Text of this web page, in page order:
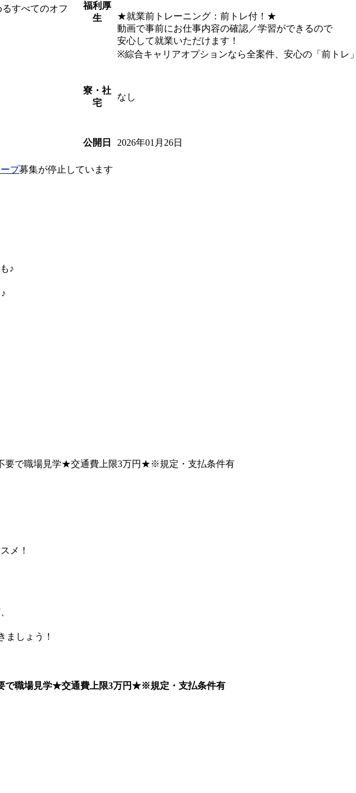
すべてのオフ
福利厚
生
★就業前トレーニング：前トレ付！★
動画で事前にお仕事内容の確認／学習ができるので
安心して就業いただけます！
※綜合キャリアオプションなら全案件、安心の「前トレ
寮・社
宅
なし
公開日 2026年01月26日
プ募集が停止しています
メ！
ましょう！
で職場見学★交通費上限3万円★※規定・支払条件有